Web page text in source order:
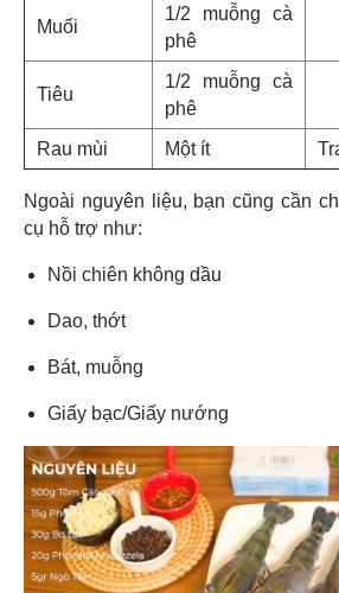
Muối
1/2 muỗng cà
phê
Tiêu
1/2 muỗng cà
phê
Rau mùi
Một ít
Ngoài nguyên liệu, bạn cũng cần
cụ hỗ trợ như:
Nồi chiên không dầu
Dao, thớt
Bát, muỗng
Giấy bạc/Giấy nướng